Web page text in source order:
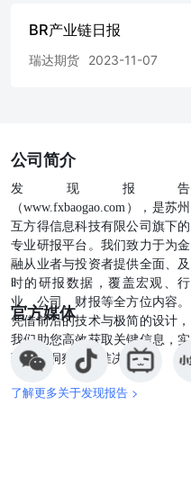
BR产业链日报
瑞达期货 2023-11-07
公司简介
发现报告
（www.fxbaogao.com），是苏州
互方得信息科技有限公司旗下的
专业研报平台。我们致力于为金
融从业者与投资者提供全面、及
时的研报数据，覆盖宏观、行
业、公司、财报等全方位内容。
凭借前沿的技术与极简的设计，
我们助您高效获取关键信息，实
现深度洞察与精准决策。
了解更多关于发现报告 >
官方媒体